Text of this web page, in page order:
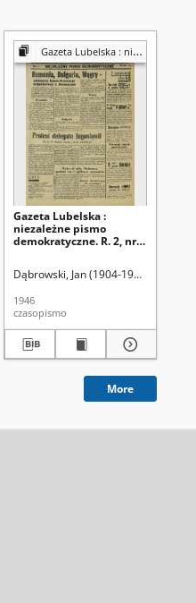
Gazeta Lubelska : niezależny organ demokratyczny
Gazeta Lubelska :
niezależne pismo
demokratyczne. R. 2, nr
Dąbrowski, Jan (1904-1964). Red
1946
czasopismo
More